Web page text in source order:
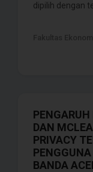
dipilih dengan
DAN
PRIVACY
BANDA